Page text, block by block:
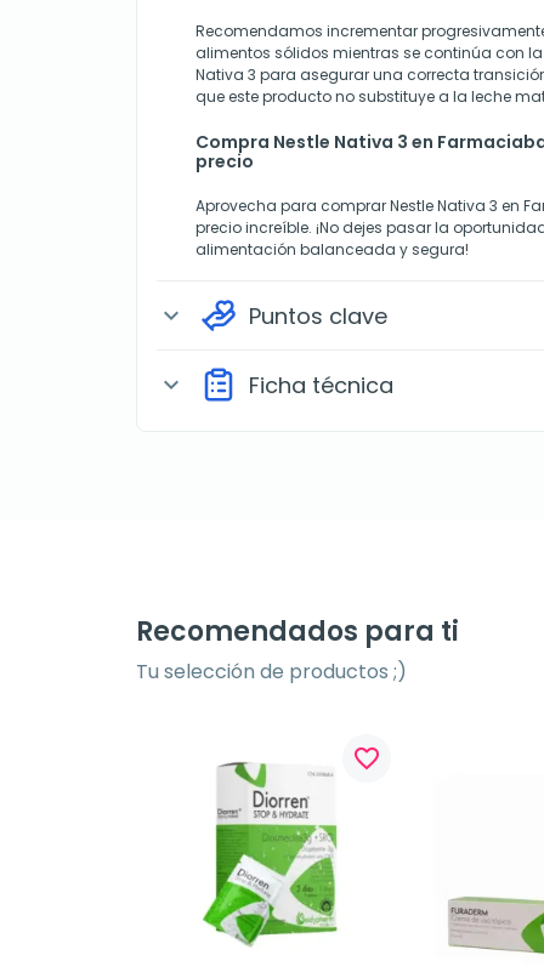
Recomendamos incrementar
alimentos sólidos mientras se continúa con
Nativa 3 para asegurar una correcta
que este producto no substituye a la leche
Compra Nestle Nativa 3 en
precio
Aprovecha para comprar Nestle Nativa 3 en
precio increíble. ¡No dejes pasar la
alimentación balanceada y segura!
expand_more Puntos clave
expand_more Ficha técnica
Recomendados para ti
Tu selección de productos ;)
favorite_border